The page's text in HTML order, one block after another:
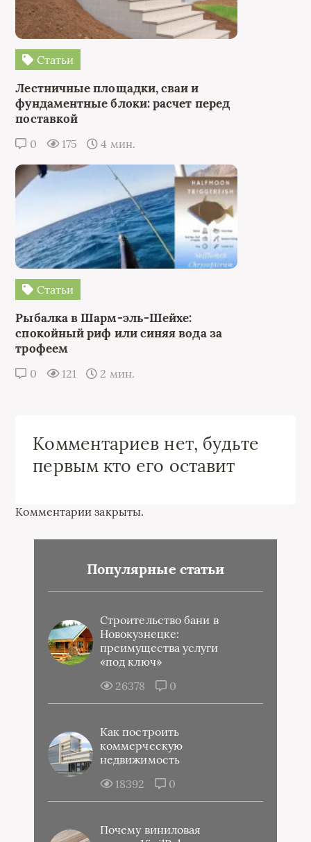
Статьи
Лестничные площадки, сваи и
фундаментные блоки: расчет перед
поставкой
0 175 4 мин.
Статьи
Рыбалка в Шарм-эль-Шейхе:
спокойный риф или синяя вода за
трофеем
0 121 2 мин.
Комментариев нет, будьте
первым кто его оставит
Комментарии закрыты.
Популярные статьи
Строительство бани в
Новокузнецке:
преимущества услуги
«под ключ»
26378
0
Как построить
коммерческую
недвижимость
18392
0
Почему виниловая